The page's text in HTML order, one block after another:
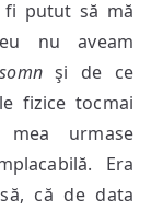
fi putut să mă
nu aveam
somnşi de ce
fizice tocmai
mea urmase
Era
că de data